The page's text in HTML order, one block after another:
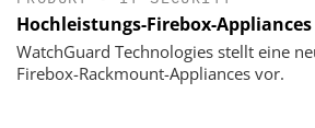
Hochleistungs-Firebox-
WatchGuard Technologies stellt eine
Firebox-Rackmount-Appliances vor.